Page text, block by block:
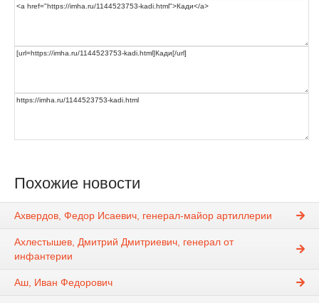
Похожие новости
Ахвердов, Федор Исаевич, генерал-майор артиллерии
Ахлестышев, Дмитрий Дмитриевич, генерал от
инфантерии
Аш, Иван Федорович